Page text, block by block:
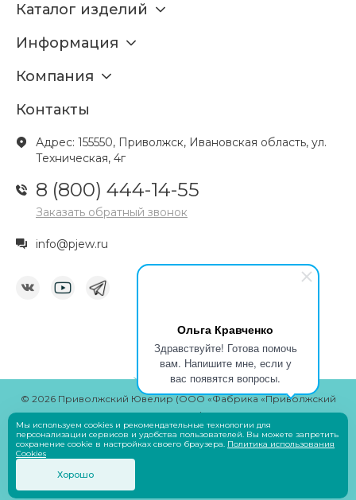
Ольга Кравченко
Здравствуйте! Готова помочь
вам. Напишите мне, если у
вас появятся вопросы.
Каталог изделий
Информация
Компания
Контакты
Адрес: 155550, Приволжск, Ивановская область, ул.
Техническая, 4г
8 (800) 444-14-55
Заказать обратный звонок
info@pjew.ru
© 2026 Приволжский Ювелир (ООО «Фабрика «Приволжский
ювелир»)
РазработчикSavin Denis
Оплата
Пользовательское соглашение
Мы используем cookies и рекомендательные технологии для
персонализации сервисов и удобства пользователей. Вы можете запретить
сохранение cookie в настройках своего браузера. Политика использования
Cookies
Хорошо